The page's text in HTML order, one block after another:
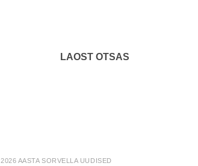
LAOST OTSAS
2026 AASTA SORVELLA UUDISED